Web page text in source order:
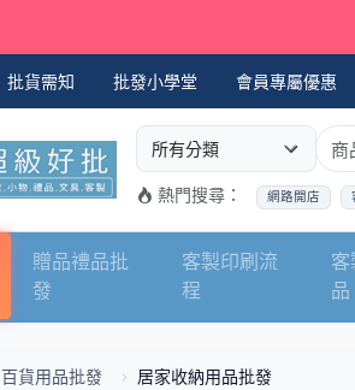
批貨需知 批發小學堂 會員專屬優惠
選擇商品分類
搜尋商品關鍵字
熱門搜尋： 網路開店
贈品禮品批
發
客製印刷流
程
品
百貨用品批發 居家收納用品批發